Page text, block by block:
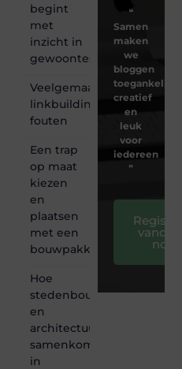
begint
met
inzicht in
gewoontes
Veelgemaakte
linkbuilding
fouten
Een trap
op maat
kiezen
en
plaatsen
met een
bouwpakket
Hoe
stedenbouw
en
architectuur
samenkomen
in
❝
Samen
maken
we
bloggen
toegankelijk,
creatief
en
leuk
voor
iedereen
❞
nog